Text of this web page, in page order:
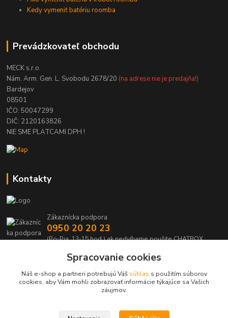
Kedy vymeniť batériu roomba
Prevádzkovateľ obchodu
MECK s.r.o.
Nám. Arm. Gen. L. Svobodu 2678/20 (na adrese nie je predajňa!)
Bardejov
08501
IČO: 50047299
DIČ: 2120163826
NIE SME PLATCAMI DPH !
Kontakty
Zákaznícka podpora
0950 20 20 23
(Po-Pia, 13-15 hod.) ak nedvíhame použite CHATBOX
info@kabelmanie.skSpracovanie cookies
Náš e-shop a partneri potrebujú Váš súhlas s použitím súborov
cookies, aby Vám mohli zobrazovať informácie týkajúce sa Vašich
záujmov.